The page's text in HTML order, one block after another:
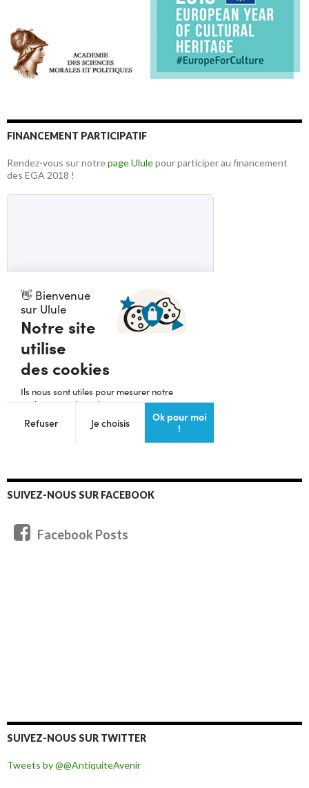
FINANCEMENT PARTICIPATIF
Rendez-vous sur notrepage Ululepour participer au financement
des EGA 2018 !
SUIVEZ-NOUS SUR FACEBOOK
Facebook Posts
SUIVEZ-NOUS SUR TWITTER
Tweets by @@AntiquiteAvenir